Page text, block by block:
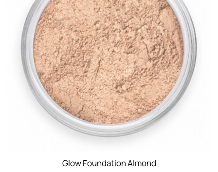
Glow Foundation Almond